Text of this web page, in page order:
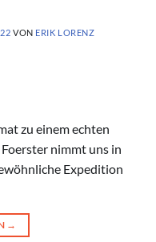
VON ERIK LORENZ
zu einem echten
nimmt uns in
Expedition
→